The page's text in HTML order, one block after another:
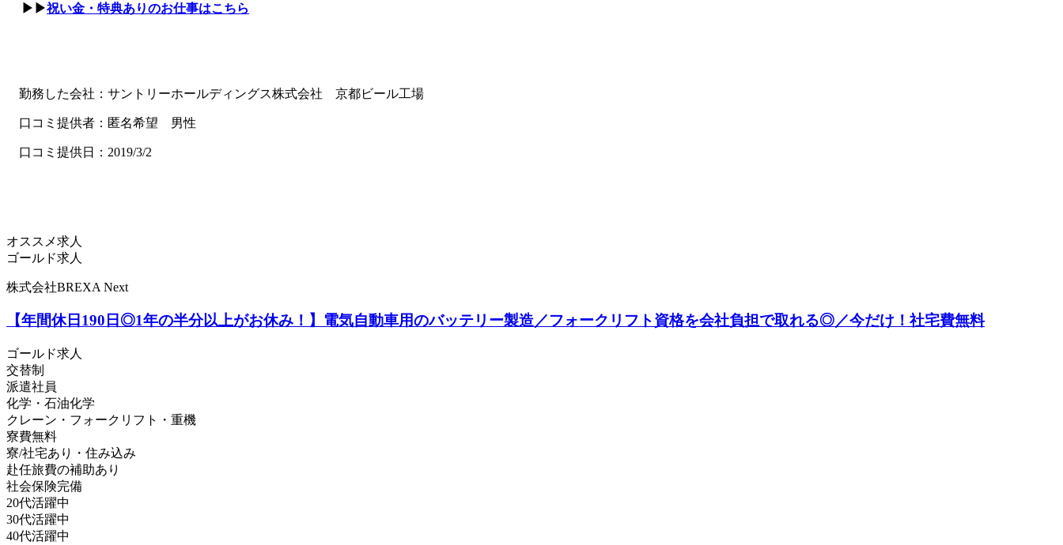
▶▶祝い金・特典ありのお仕事はこちら
勤務した会社：サントリーホールディングス株式会社 京都ビール工場
口コミ提供者：匿名希望 男性
口コミ提供日：2019/3/2
オススメ求人
ゴールド求人
株式会社BREXA Next
【年間休日190日◎1年の半分以上がお休み！】電気自動車用のバッテリー製造／フォークリフト資格を会社負担で取れる◎／今だけ！社宅費無料
ゴールド求人
交替制
派遣社員
化学・石油化学
クレーン・フォークリフト・重機
寮費無料
寮/社宅あり・住み込み
赴任旅費の補助あり
社会保険完備
20代活躍中
30代活躍中
40代活躍中